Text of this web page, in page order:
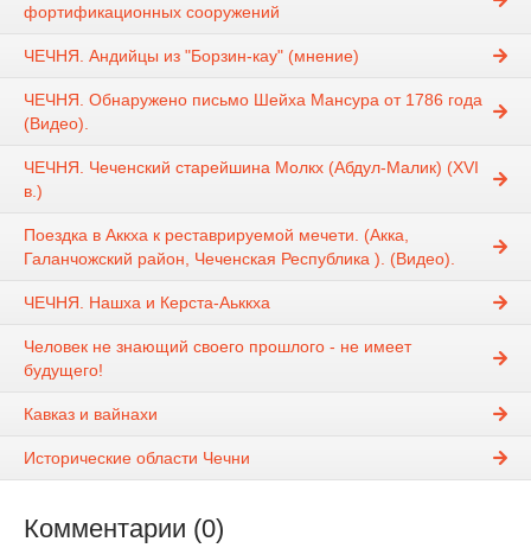
фортификационных сооружений
ЧЕЧНЯ. Андийцы из "Борзин-кау" (мнение)
ЧЕЧНЯ. Обнаружено письмо Шейха Мансура от 1786 года
(Видео).
ЧЕЧНЯ. Чеченский старейшина Молкх (Абдул-Малик) (XVI
в.)
Поездка в Аккха к реставрируемой мечети. (Акка,
Галанчожский район, Чеченская Республика ). (Видео).
ЧЕЧНЯ. Нашха и Керста-Аьккха
Человек не знающий своего прошлого - не имеет
будущего!
Кавказ и вайнахи
Исторические области Чечни
Комментарии (0)